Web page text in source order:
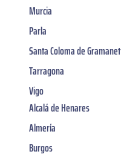
Murcia
Parla
Santa Coloma de Gramanet
Tarragona
Vigo
Alcalá de Henares
Almería
Burgos